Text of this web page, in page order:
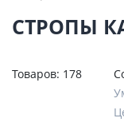
СТРОПЫ
Товаров: 178